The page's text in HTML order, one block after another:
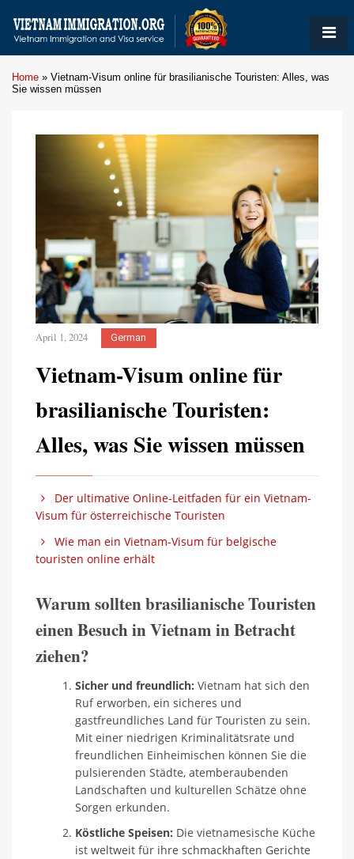
Home » Vietnam-Visum online für brasilianische Touristen: Alles, was
Sie wissen müssen
April 1, 2024 German
Vietnam-Visum online für
brasilianische Touristen:
Alles, was Sie wissen müssen
Der ultimative Online-Leitfaden für ein Vietnam-
Visum für österreichische Touristen
Wie man ein Vietnam-Visum für belgische
touristen online erhält
Warum sollten brasilianische Touristen
einen Besuch in Vietnam in Betracht
ziehen?
Sicher und freundlich: Vietnam hat sich den
Ruf erworben, ein sicheres und
gastfreundliches Land für Touristen zu sein.
Mit einer niedrigen Kriminalitätsrate und
freundlichen Einheimischen können Sie die
pulsierenden Städte, atemberaubenden
Landschaften und kulturellen Schätze ohne
Sorgen erkunden.
Köstliche Speisen: Die vietnamesische Küche
ist weltweit für ihre schmackhaften Gerichte